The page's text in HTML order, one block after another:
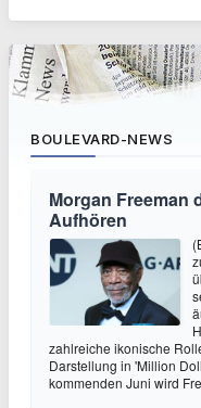
BOULEVARD-NEWS
Morgan Freeman
Aufhören
zahlreiche ikonische
Darstellung in 'Million
kommenden Juni wird